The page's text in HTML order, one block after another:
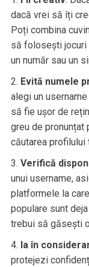
dacă vrei să îți
Poți combina
să folosești jocuri
un număr sau un
Evită numele
alegi un
să fie ușor de
greu de pronunțat
căutarea profilului
Verifică
unui username,
platformele la
populare sunt
trebui să găsești
Ia în
protejezi